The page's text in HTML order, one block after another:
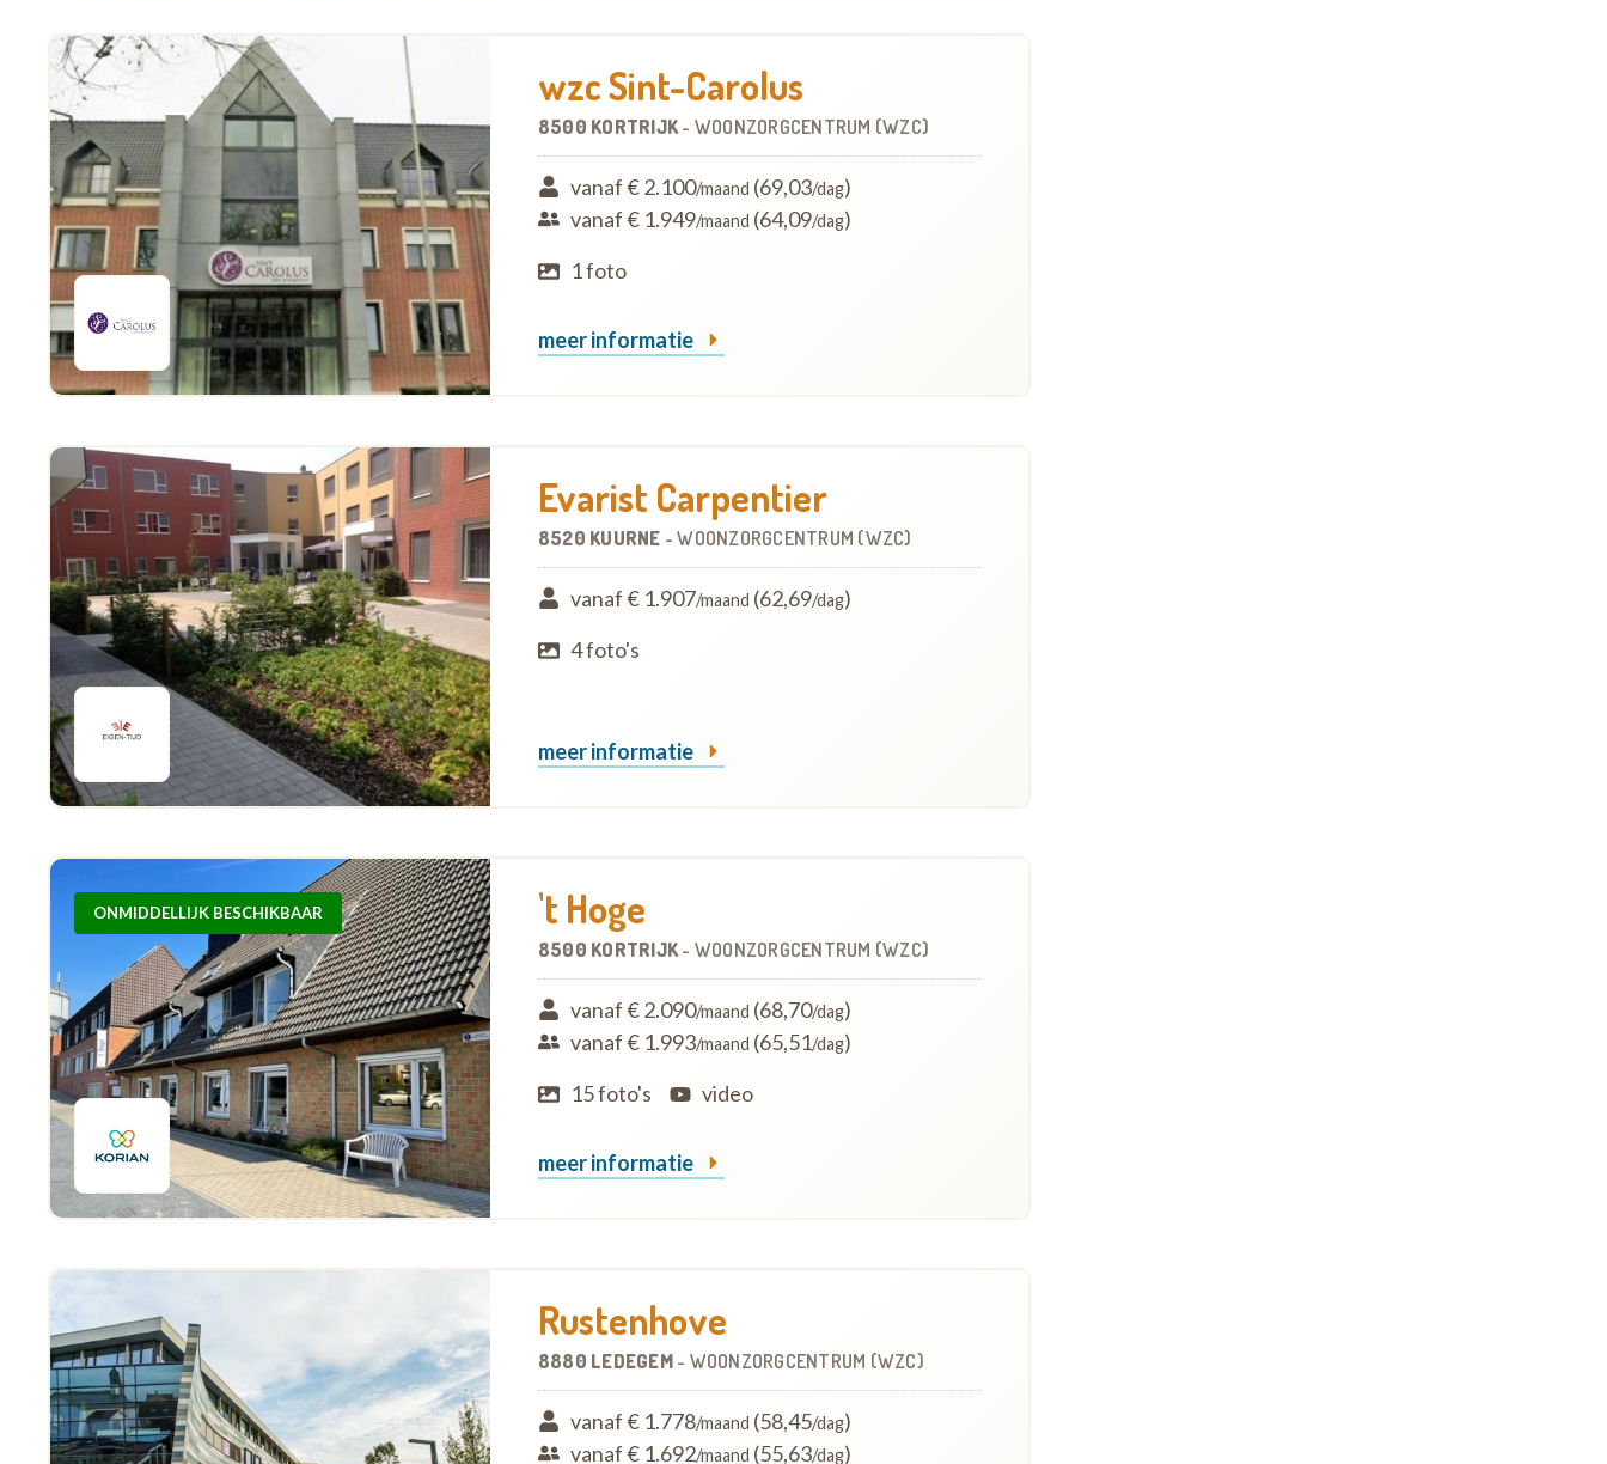
wzc Sint-Carolus
8500 KORTRIJK- WOONZORGCENTRUM (WZC)
vanaf € 2.100/maand (69,03/dag)
vanaf € 1.949/maand (64,09/dag)
1 foto
meer informatie
Evarist Carpentier
8520 KUURNE -WOONZORGCENTRUM (WZC)
vanaf € 1.907/maand (62,69/dag)
4 foto's
meer informatie
ONMIDDELLIJK BESCHIKBAAR 't Hoge
8500 KORTRIJK- WOONZORGCENTRUM (WZC)
vanaf € 2.090/maand (68,70/dag)
vanaf € 1.993/maand (65,51/dag)
15 foto's
video
meer informatie
Rustenhove
8880 LEDEGEM - WOONZORGCENTRUM (WZC)
vanaf € 1.778/maand (58,45/dag)
vanaf € 1.692/maand (55,63/dag)